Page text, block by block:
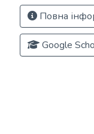
Повна
Google